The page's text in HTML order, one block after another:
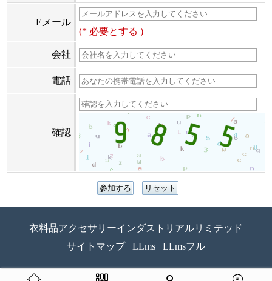
Eメール
(* 必要とする )
会社
電話
確認
衣料品アクセサリーインダストリアルリミテッド
サイトマップ
LLms LLmsフル